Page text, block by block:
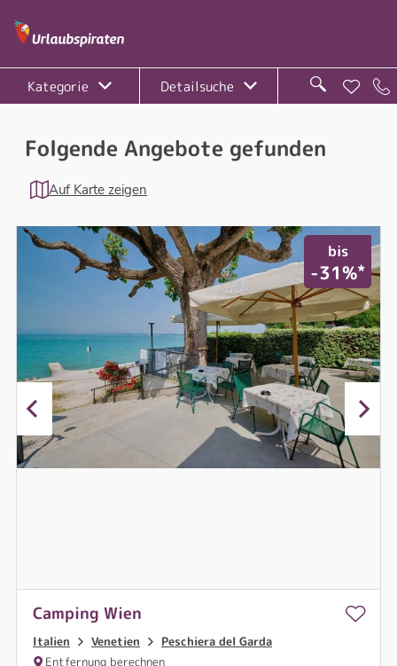
Kategorie Detailsuche
Folgende Angebote gefunden
Auf Karte zeigen
bis
-31%*
Camping Wien
Italien Venetien
Peschiera del Garda
Entfernung berechnen